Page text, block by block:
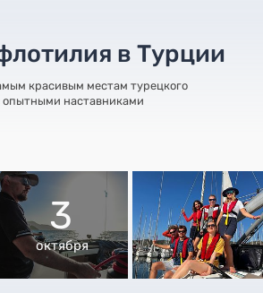
в Турции
красивым местам турецкого
опытными наставниками
3
октября